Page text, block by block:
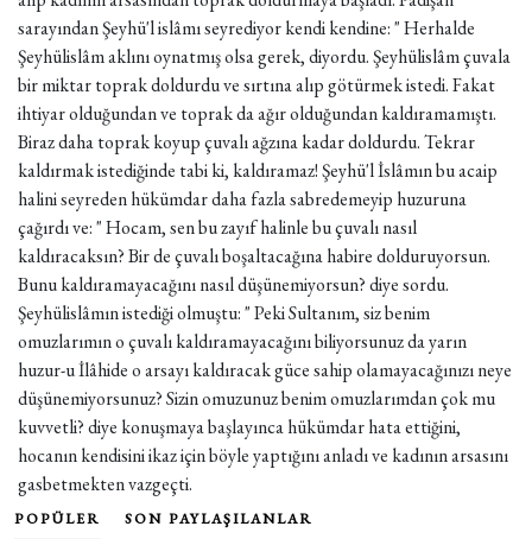
sarayından Şeyhü'l islâmı seyrediyor kendi kendine: " Herhalde
Şeyhülislâm aklını oynatmış olsa gerek, diyordu. Şeyhülislâm çuvala
bir miktar toprak doldurdu ve sırtına alıp götürmek istedi. Fakat
ihtiyar olduğundan ve toprak da ağır olduğundan kaldıramamıştı.
Biraz daha toprak koyup çuvalı ağzına kadar doldurdu. Tekrar
kaldırmak istediğinde tabi ki, kaldıramaz! Şeyhü'l İslâmın bu acaip
halini seyreden hükümdar daha fazla sabredemeyip huzuruna
çağırdı ve: " Hocam, sen bu zayıf halinle bu çuvalı nasıl
kaldıracaksın? Bir de çuvalı boşaltacağına habire dolduruyorsun.
Bunu kaldıramayacağını nasıl düşünemiyorsun? diye sordu.
Şeyhülislâmın istediği olmuştu: " Peki Sultanım, siz benim
omuzlarımın o çuvalı kaldıramayacağını biliyorsunuz da yarın
huzur-u İlâhide o arsayı kaldıracak güce sahip olamayacağınızı neye
düşünemiyorsunuz? Sizin omuzunuz benim omuzlarımdan çok mu
kuvvetli? diye konuşmaya başlayınca hükümdar hata ettiğini,
hocanın kendisini ikaz için böyle yaptığını anladı ve kadının arsasını
gasbetmekten vazgeçti.
POPÜLER SON PAYLAŞILANLAR